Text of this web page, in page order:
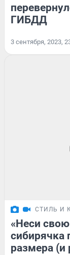
ГИБДД
3 сентября, 2023,
СТИЛЬ И
«Неси
сибирячка
размера (и